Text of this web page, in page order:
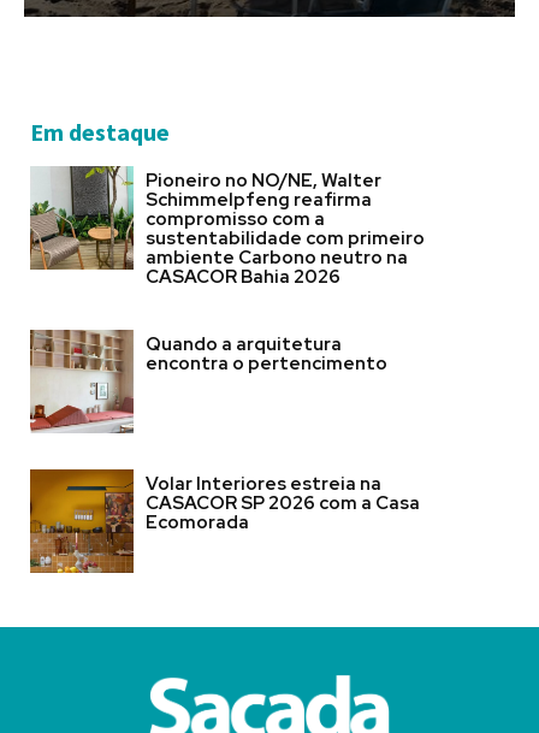
Em destaque
Pioneiro no NO/NE, Walter
Schimmelpfeng reafirma
compromisso com a
sustentabilidade com primeiro
ambiente Carbono neutro na
CASACOR Bahia 2026
Quando a arquitetura
encontra o pertencimento
Volar Interiores estreia na
CASACOR SP 2026 com a Casa
Ecomorada